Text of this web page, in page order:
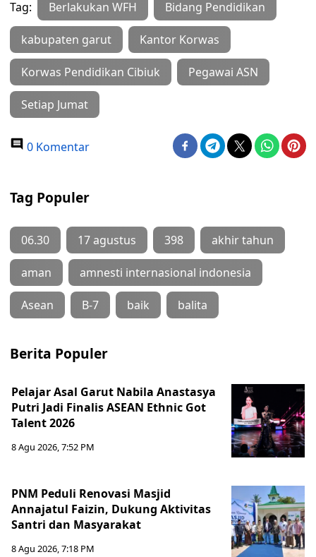
Tag: Berlakukan WFH Bidang Pendidikan
kabupaten garut Kantor Korwas
Korwas Pendidikan Cibiuk Pegawai ASN
Setiap Jumat
0 Komentar
Tag Populer
06.30 17 agustus 398 akhir tahun
aman amnesti internasional indonesia
Asean B-7 baik balita
Berita Populer
Pelajar Asal Garut Nabila Anastasya
Putri Jadi Finalis ASEAN Ethnic Got
Talent 2026
8 Agu 2026, 7:52 PM
PNM Peduli Renovasi Masjid
Annajatul Faizin, Dukung Aktivitas
Santri dan Masyarakat
8 Agu 2026, 7:18 PM